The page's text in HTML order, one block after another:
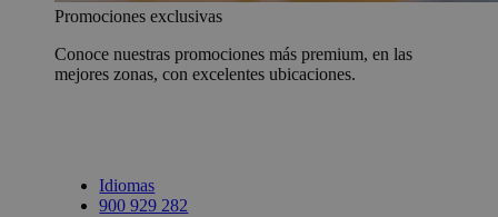
Promociones exclusivas
Conoce nuestras promociones más premium, en las
mejores zonas, con excelentes ubicaciones.
Idiomas
900 929 282